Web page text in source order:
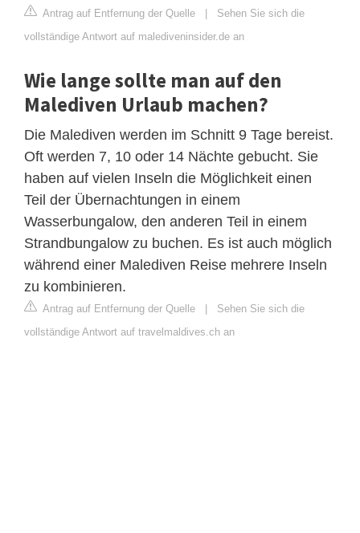
Antrag auf Entfernung der Quelle | Sehen Sie sich die
vollständige Antwort auf malediveninsider.de an
Wie lange sollte man auf den
Malediven Urlaub machen?
Die Malediven werden im Schnitt 9 Tage bereist.
Oft werden 7, 10 oder 14 Nächte gebucht. Sie
haben auf vielen Inseln die Möglichkeit einen
Teil der Übernachtungen in einem
Wasserbungalow, den anderen Teil in einem
Strandbungalow zu buchen. Es ist auch möglich
während einer Malediven Reise mehrere Inseln
zu kombinieren.
Antrag auf Entfernung der Quelle | Sehen Sie sich die
vollständige Antwort auf travelmaldives.ch an